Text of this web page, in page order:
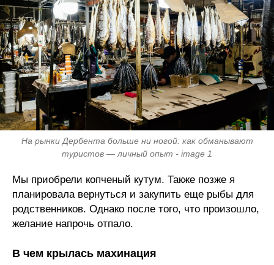
На рынки Дербента больше ни ногой: как обманывают
туристов — личный опыт - image 1
Мы приобрели копченый кутум. Также позже я
планировала вернуться и закупить еще рыбы для
родственников. Однако после того, что произошло,
желание напрочь отпало.
В чем крылась махинация